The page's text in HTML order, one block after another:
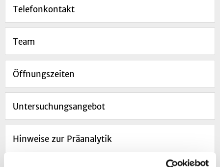
Telefonkontakt
Team
Öffnungszeiten
Untersuchungsangebot
Hinweise zur Präanalytik